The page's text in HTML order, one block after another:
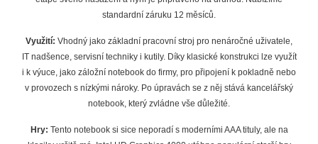
standardní záruku 12 měsíců.
Využití: Vhodný jako základní pracovní stroj pro nenáročné uživatele,
IT nadšence, servisní techniky i kutily. Díky klasické konstrukci lze využít
i k výuce, jako záložní notebook do firmy, pro připojení k pokladně nebo
v provozech s nízkými nároky. Po úpravách se z něj stává kancelářský
notebook, který zvládne vše důležité.
Hry: Tento notebook si sice neporadí s moderními AAA tituly, ale na